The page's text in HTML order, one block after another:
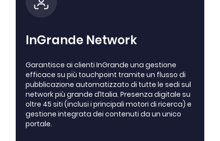
InGrande Network
Garantisce ai clienti InGrande una gestione
efficace su più touchpoint tramite un flusso di
pubblicazione automatizzato di tutte le sedi sul
network più grande d’Italia. Presenza digitale su
oltre 45 siti (inclusi i principali motori di ricerca) e
gestione integrata dei contenuti da un unico
portale.